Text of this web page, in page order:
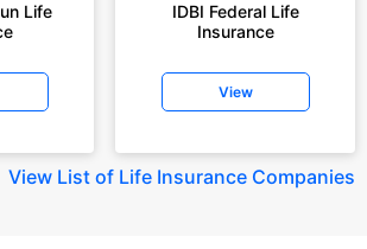
to nearest 10
old male, non-smoker, with no pre-existing
years of age rounded off to nearest 10
with no pre-existing diseases, cover upto 30 years
Life
IDBI Federal Life
Insurance
View
View List of Life Insurance Companies